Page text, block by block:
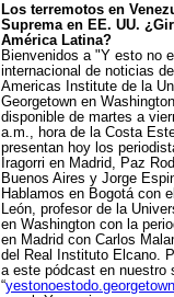
Los terremotos en
Suprema en EE. UU.
América Latina?
Bienvenidos a "Y esto no
internacional de noticias
Americas Institute de la
Georgetown en
disponible de martes a
a.m., hora de la Costa
presentan hoy los
Iragorri en Madrid, Paz
Buenos Aires y Jorge
Hablamos en Bogotá con
León, profesor de la
en Washington con la
en Madrid con Carlos
del Real Instituto Elcano.
a este pódcast en nuestro
“